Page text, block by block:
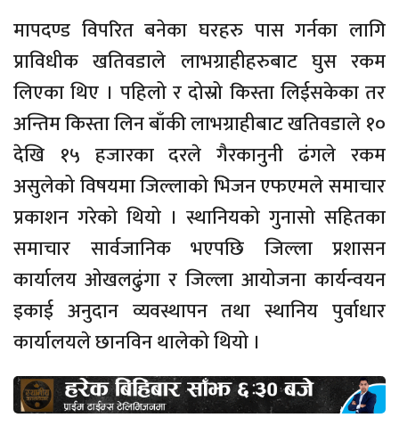
मापदण्ड विपरित बनेका घरहरु पास गर्नका लागि
प्राविधीक खतिवडाले लाभग्राहीहरुबाट घुस रकम
लिएका थिए । पहिलो र दोस्रो किस्ता लिईसकेका तर
अन्तिम किस्ता लिन बाँकी लाभग्राहीबाट खतिवडाले १०
देखि १५ हजारका दरले गैरकानुनी ढंगले रकम
असुलेको विषयमा जिल्लाको भिजन एफएमले समाचार
प्रकाशन गरेको थियो । स्थानियको गुनासो सहितका
समाचार सार्वजानिक भएपछि जिल्ला प्रशासन
कार्यालय ओखलढुंगा र जिल्ला आयोजना कार्यन्वयन
इकाई अनुदान व्यवस्थापन तथा स्थानिय पुर्वाधार
कार्यालयले छानविन थालेको थियो ।